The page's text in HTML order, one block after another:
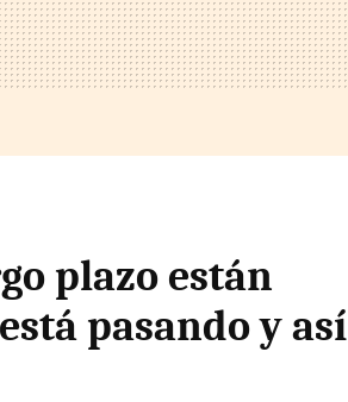
plazo están
pasando y así